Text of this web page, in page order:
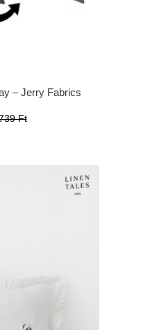
– Jerry Fabrics
Ft